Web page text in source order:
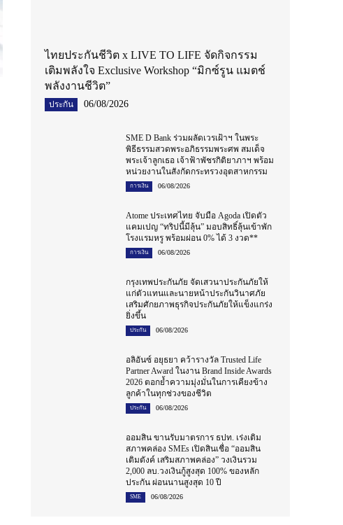
ไทยประกันชีวิต x LIVE TO LIFE จัดกิจกรรม
เติมพลังใจ Exclusive Workshop “มิกซ์รูน แมตช์
พลังงานชีวิต”
ประกัน 06/08/2026
SME D Bank ร่วมผลัดเวรเฝ้าฯ ในพระ
พิธีธรรมสวดพระอภิธรรมพระศพ สมเด็จ
พระเจ้าลูกเธอ เจ้าฟ้าพัชรกิติยาภาฯ พร้อม
หน่วยงานในสังกัดกระทรวงอุตสาหกรรม
การเงิน 06/08/2026
Atome ประเทศไทย จับมือ Agoda เปิดตัว
แคมเปญ “ทริปนี้มีลุ้น” มอบสิทธิ์ลุ้นเข้าพัก
โรงแรมหรู พร้อมผ่อน 0% ได้ 3 งวด**
การเงิน 06/08/2026
กรุงเทพประกันภัย จัดเสวนาประกันภัยให้
แก่ตัวแทนและนายหน้าประกันวินาศภัย
เสริมศักยภาพธุรกิจประกันภัยให้แข็งแกร่ง
ยิ่งขึ้น
ประกัน 06/08/2026
อลิอันซ์ อยุธยา คว้ารางวัล Trusted Life
Partner Award ในงาน Brand Inside Awards
2026 ตอกย้ำความมุ่งมั่นในการเคียงข้าง
ลูกค้าในทุกช่วงของชีวิต
ประกัน 06/08/2026
ออมสิน ขานรับมาตรการ ธปท. เร่งเติม
สภาพคล่อง SMEs เปิดสินเชื่อ “ออมสิน
เติมตังค์ เสริมสภาพคล่อง” วงเงินรวม
2,000 ลบ.วงเงินกู้สูงสุด 100% ของหลัก
ประกัน ผ่อนนานสูงสุด 10 ปี
SME 06/08/2026